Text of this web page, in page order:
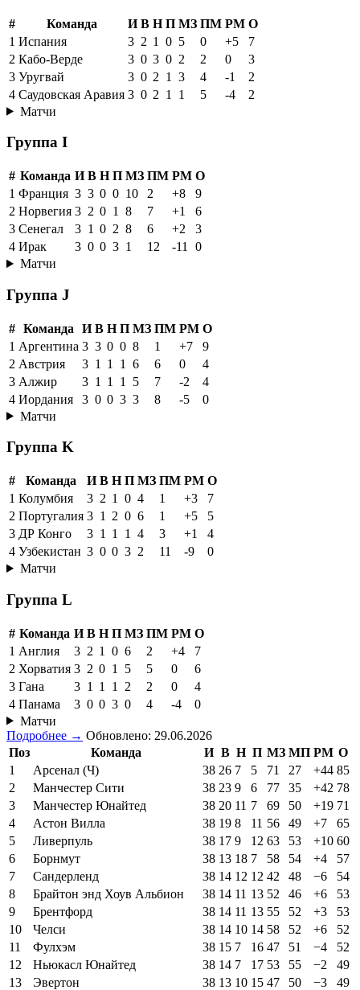
# Команда И В Н П МЗ ПМ РМ О
1 Испания 3 2 1 0 5 0 +5
7
2 Кабо-Верде 3 0 3 0 2 2 0
3
3 Уругвай 3 0 2 1 3 4 -1
2
4 Саудовская Аравия 3 0 2 1 1 5 -4
2
Матчи
Группа I
# Команда И В Н П МЗ ПМ РМ О
1 Франция 3 3 0 0 10 2 +8
9
2 Норвегия 3 2 0 1 8 7 +1
6
3 Сенегал 3 1 0 2 8 6 +2
3
4 Ирак 3 0 0 3 1 12 -11
0
Матчи
Группа J
# Команда И В Н П МЗ ПМ РМ О
1 Аргентина 3 3 0 0 8 1 +7
9
2 Австрия 3 1 1 1 6 6 0
4
3 Алжир 3 1 1 1 5 7 -2
4
4 Иордания 3 0 0 3 3 8 -5
0
Матчи
Группа K
# Команда И В Н П МЗ ПМ РМ О
1 Колумбия 3 2 1 0 4 1 +3
7
2 Португалия 3 1 2 0 6 1 +5
5
3 ДР Конго 3 1 1 1 4 3 +1
4
4 Узбекистан 3 0 0 3 2 11 -9
0
Матчи
Группа L
# Команда И В Н П МЗ ПМ РМ О
1 Англия 3 2 1 0 6 2 +4
7
2 Хорватия 3 2 0 1 5 5 0
6
3 Гана 3 1 1 1 2 2 0
4
4 Панама 3 0 0 3 0 4 -4
0
Матчи
Подробнее → Обновлено: 29.06.2026
Поз
Команда И В Н П МЗ МП РМ О
1
Арсенал (Ч) 38 26 7 5 71 27 +44 85
2
Манчестер Сити 38 23 9 6 77 35 +42 78
3
Манчестер Юнайтед 38 20 11 7 69 50 +19 71
4
Астон Вилла 38 19 8 11 56 49 +7
65
5
Ливерпуль 38 17 9 12 63 53 +10 60
6
Борнмут 38 13 18 7 58 54 +4
57
7
Сандерленд 38 14 12 12 42 48 −6
54
8
Брайтон энд Хоув Альбион 38 14 11 13 52 46 +6
53
9
Брентфорд 38 14 11 13 55 52 +3
53
10
Челси 38 14 10 14 58 52 +6
52
11
Фулхэм 38 15 7 16 47 51 −4
52
12
Ньюкасл Юнайтед 38 14 7 17 53 55 −2
49
13
Эвертон 38 13 10 15 47 50 −3
49